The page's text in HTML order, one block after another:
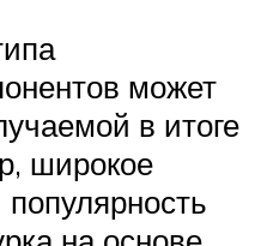
может
в итоге
широкое